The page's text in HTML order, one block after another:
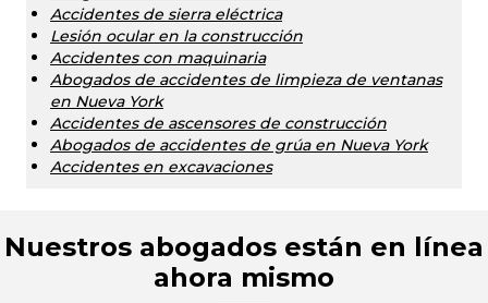
Accidentes de sierra eléctrica
Lesión ocular en la construcción
Accidentes con maquinaria
Abogados de accidentes de limpieza de ventanas
en Nueva York
Accidentes de ascensores de construcción
Abogados de accidentes de grúa en Nueva York
Accidentes en excavaciones
Nuestros abogados están en línea
ahora mismo